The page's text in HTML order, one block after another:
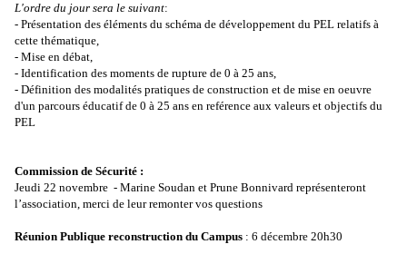
L'ordre du jour sera le suivant:
- Présentation des éléments du schéma de développement du PEL relatifs à
cette thématique,
- Mise en débat,
- Identification des moments de rupture de 0 à 25 ans,
- Définition des modalités pratiques de construction et de mise en oeuvre
d'un parcours éducatif de 0 à 25 ans en reférence aux valeurs et objectifs du
PEL
Commission de Sécurité :
Jeudi 22 novembre - Marine Soudan et Prune Bonnivard représenteront
l’association, merci de leur remonter vos questions
Réunion Publique reconstruction du Campus : 6 décembre 20h30